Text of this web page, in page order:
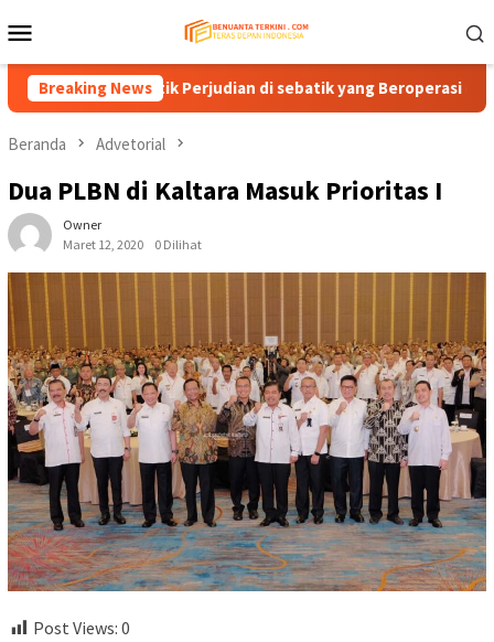
ke
Mobile
Breaking News
Praktik Perjudian di sebatik yang Beroperasi di Luar
Beranda Advetorial
Dua PLBN di Kaltara Masuk Prioritas I
Owner
Maret 12, 2020
0 Dilihat
Post Views: 0